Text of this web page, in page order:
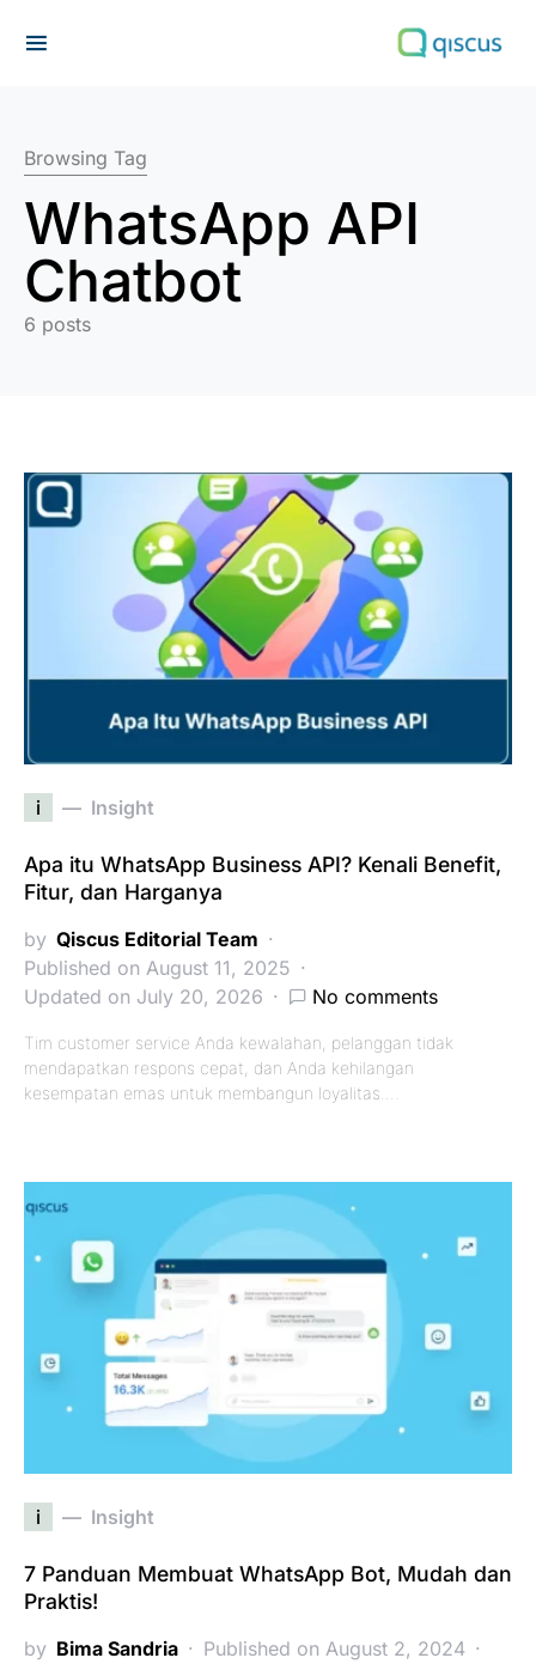
Browsing Tag
WhatsApp API
Chatbot
6 posts
i Insight
Apa itu WhatsApp Business API? Kenali Benefit,
Fitur, dan Harganya
by Qiscus Editorial Team
Published on August 11, 2025
Updated on July 20, 2026
No comments
Tim customer service Anda kewalahan, pelanggan tidak
mendapatkan respons cepat, dan Anda kehilangan
kesempatan emas untuk membangun loyalitas.…
i Insight
7 Panduan Membuat WhatsApp Bot, Mudah dan
Praktis!
by Bima Sandria
Published on August 2, 2024